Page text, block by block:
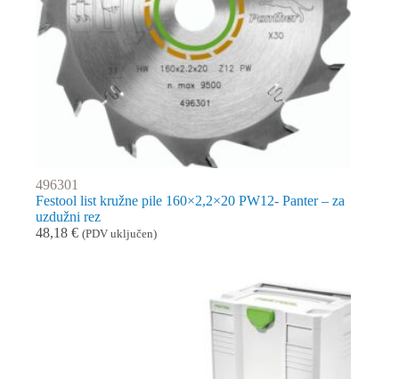
496301
Festool list kružne pile 160×2,2×20 PW12- Panter – za
uzdužni rez
48,18 € (PDV uključen)